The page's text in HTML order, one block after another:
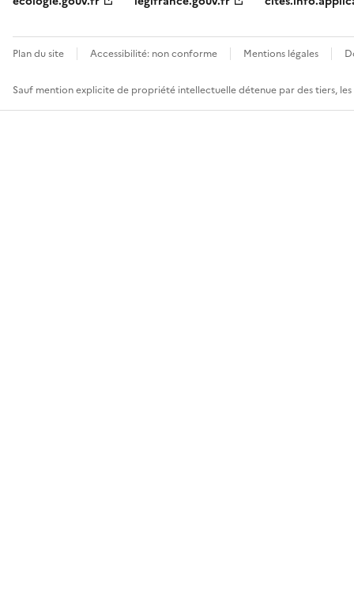
Plan du site Accessibilité: non conforme Mentions légales
Sauf mention explicite de propriété intellectuelle détenue par des tiers,